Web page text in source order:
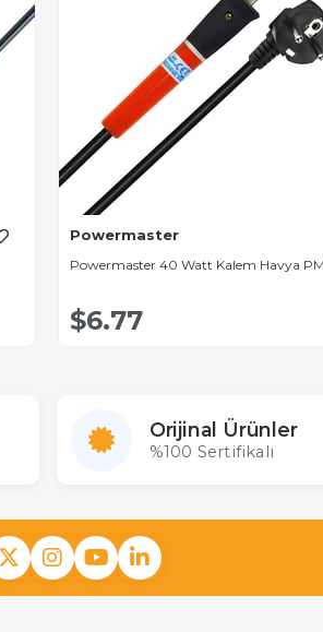
Powermaster
Powermaster 40 Watt Kalem Havya
$6.77
Orijinal Ürünler
%100 Sertifikalı